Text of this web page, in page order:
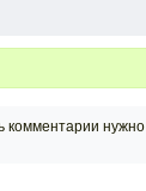
комментарии нужно